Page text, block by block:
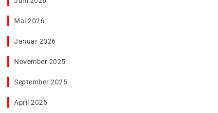
Mai 2026
Januar 2026
November 2025
September 2025
April 2025